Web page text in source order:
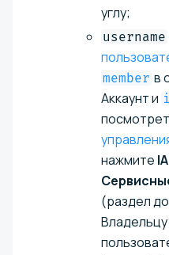
углу;
username
member в
Аккаунт и
нажмите
(раздел
Владельцу